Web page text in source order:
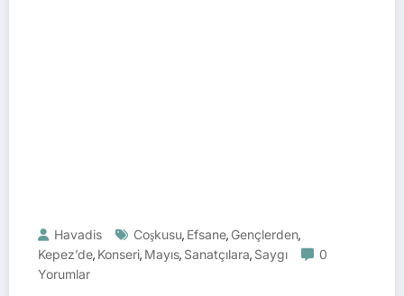
Havadis Coşkusu, Efsane, Gençlerden,
Kepez’de, Konseri, Mayıs, Sanatçılara, Saygı
0
Yorumlar